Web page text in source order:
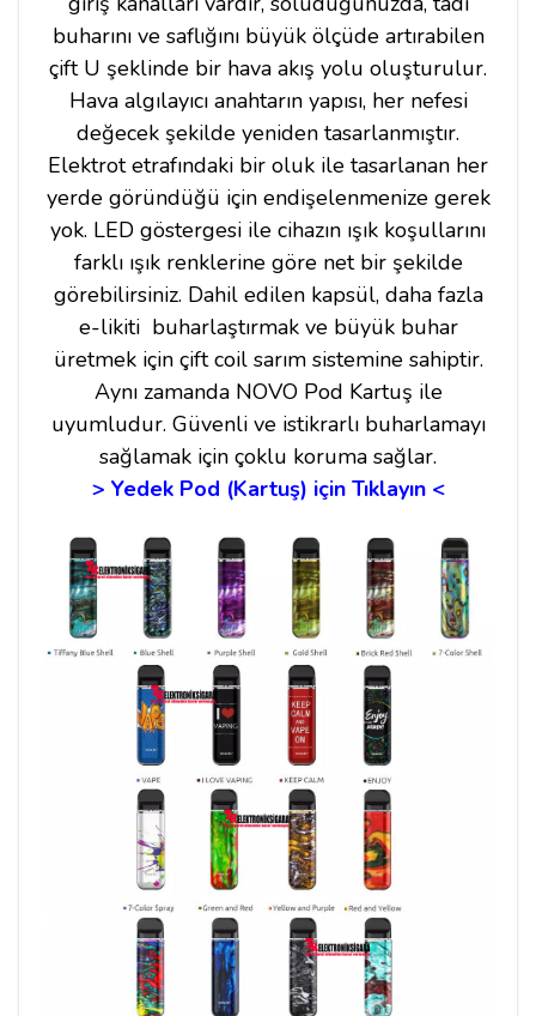
buharını ve saflığını büyük ölçüde artırabilen
çift U şeklinde bir hava akış yolu oluşturulur.
Hava algılayıcı anahtarın yapısı, her nefesi
değecek şekilde yeniden tasarlanmıştır.
Elektrot etrafındaki bir oluk ile tasarlanan her
yerde göründüğü için endişelenmenize gerek
yok. LED göstergesi ile cihazın ışık koşullarını
farklı ışık renklerine göre net bir şekilde
görebilirsiniz. Dahil edilen kapsül, daha fazla
e-likiti buharlaştırmak ve büyük buhar
üretmek için çift coil sarım sistemine sahiptir.
Aynı zamanda NOVO Pod Kartuş ile
uyumludur. Güvenli ve istikrarlı buharlamayı
sağlamak için çoklu koruma sağlar.
> Yedek Pod (Kartuş) için Tıklayın <